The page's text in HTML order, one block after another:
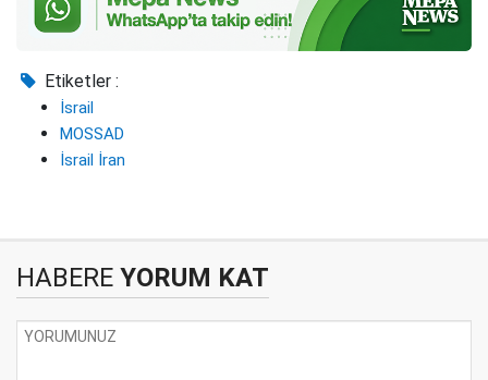
Etiketler :
İsrail
MOSSAD
İsrail İran
HABERE YORUM KAT